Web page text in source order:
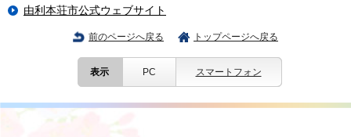
由利本荘市公式ウェブサイト
前のページへ戻る トップページへ戻る
表示 PC スマートフォン